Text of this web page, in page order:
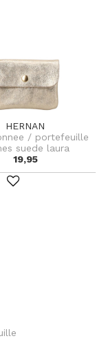
HERNAN
/ portefeuille
suede laura
19,95